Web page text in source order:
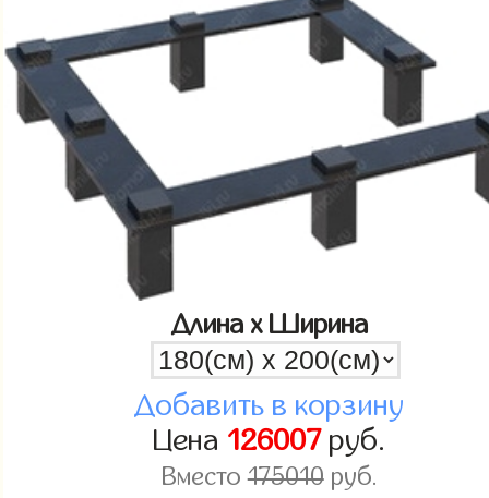
Длина x Ширина
Добавить в корзину
Цена 126007руб.
Вместо175010руб.